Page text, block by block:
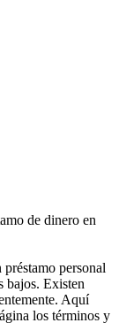
de dinero en
personal
bajos. Existen
Aquí
los términos y